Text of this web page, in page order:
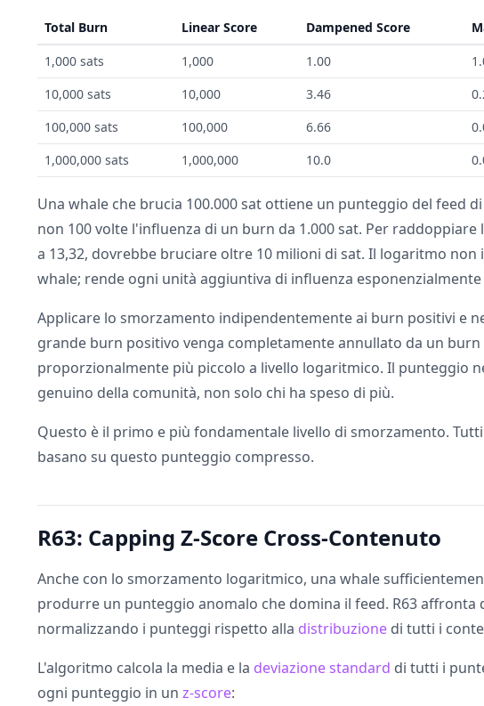
Total Burn Linear Score Dampened Score
1,000 sats
1,000 1.00
10,000 sats
10,000 3.46
100,000 sats
100,000 6.66
1,000,000 sats
1,000,000 10.0
Una whale che brucia 100.000 sat ottiene un punteggio del feed
non 100 volte l'influenza di un burn da 1.000 sat. Per
a 13,32, dovrebbe bruciare oltre 10 milioni di sat. Il logaritmo non
whale; rende ogni unità aggiuntiva di influenza
Applicare lo smorzamento indipendentemente ai burn positivi e
grande burn positivo venga completamente annullato da un burn
proporzionalmente più piccolo a livello logaritmico. Il punteggio
genuino della comunità, non solo chi ha speso di più.
Questo è il primo e più fondamentale livello di smorzamento.
basano su questo punteggio compresso.
R63: Capping Z-Score Cross-Contenuto
Anche con lo smorzamento logaritmico, una whale
produrre un punteggio anomalo che domina il feed. R63 affronta
normalizzando i punteggi rispetto alla distribuzione di tutti i
L'algoritmo calcola la media e la deviazione standard di tutti i
ogni punteggio in un z-score: